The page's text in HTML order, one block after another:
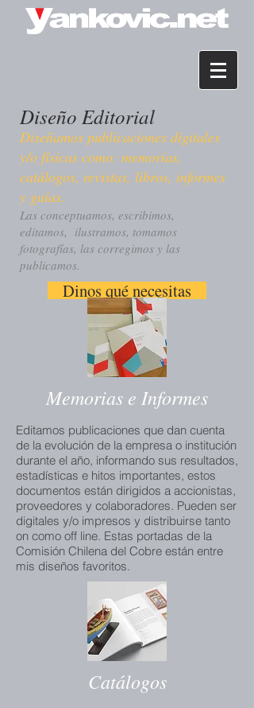
Diseño Editorial
Diseñamos publicaciones digitales
y/o físicas como: memorias,
catálogos, revistas, libros, informes
y guías.
Las conceptuamos, escribimos,
editamos, ilustramos, tomamos
fotografías, las corregimos y las
publicamos.
Dinos qué necesitas
Memorias e Informes
Editamos publicaciones que dan cuenta
de la evolución de la empresa o institución
durante el año, informando sus resultados,
estadísticas e hitos importantes, estos
documentos están dirigidos a accionistas,
proveedores y colaboradores. Pueden ser
digitales y/o impresos y distribuirse tanto
on como off line. Estas portadas de la
Comisión Chilena del Cobre están entre
mis diseños favoritos.
Catálogos